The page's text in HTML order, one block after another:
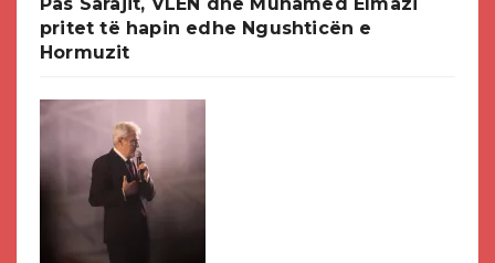
pritet të hapin edhe Ngushticën e
Hormuzit